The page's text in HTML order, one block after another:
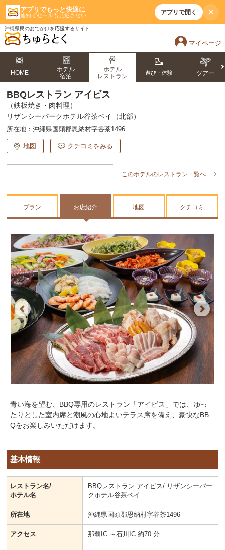
アプリでもっと快適に
通知でセールも見逃さない アプリで開く ×
沖縄県民のおでかけを応援するサイト
マイページ
HOME
ホテル
宿泊
ホテル
レストラン
遊び・体験 ツアー
BBQレストラン アイビス
（鉄板焼き・肉料理）
リザンシーパークホテル谷茶ベイ（北部）
所在地： 沖縄県国頭郡恩納村字谷茶1496
地図 クチコミをみる
このホテルのレストラン一覧へ
プラン お店紹介 地図 クチコミ
Previous Next
青い海を望む、BBQ専用のレストラン「アイビス」では、ゆっ
たりとした室内席と潮風の心地よいテラス席を備え、豪快なBB
Qをお楽しみいただけます。
基本情報
レストラン名/
ホテル名
BBQレストラン アイビス/ リザンシーパー
クホテル谷茶ベイ
所在地 沖縄県国頭郡恩納村字谷茶1496
アクセス 那覇IC ～石川IC 約70 分